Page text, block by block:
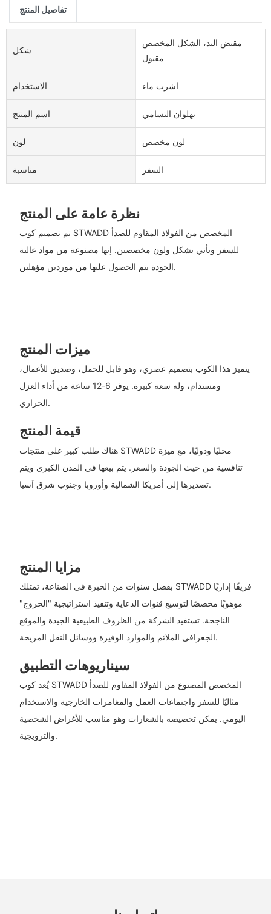
تفاصيل المنتج
شكل
مقبض اليد، الشكل المخصص
مقبول
الاستخدام اشرب ماء
اسم المنتج بهلوان التسامي
لون لون مخصص
مناسبة السفر
نظرة عامة على المنتج
تم تصميم كوب STWADD المخصص من الفولاذ المقاوم للصدأ
للسفر ويأتي بشكل ولون مخصصين. إنها مصنوعة من مواد عالية
الجودة يتم الحصول عليها من موردين مؤهلين.
ميزات المنتج
يتميز هذا الكوب بتصميم عصري، وهو قابل للحمل، وصديق للأعمال،
ومستدام، وله سعة كبيرة. يوفر 6-12 ساعة من أداء العزل
الحراري.
قيمة المنتج
هناك طلب كبير على منتجات STWADD محليًا ودوليًا، مع ميزة
تنافسية من حيث الجودة والسعر. يتم بيعها في المدن الكبرى ويتم
تصديرها إلى أمريكا الشمالية وأوروبا وجنوب شرق آسيا.
مزايا المنتج
بفضل سنوات من الخبرة في الصناعة، تمتلك STWADD فريقًا إداريًا
موهوبًا مخصصًا لتوسيع قنوات الدعاية وتنفيذ استراتيجية "الخروج"
الناجحة. تستفيد الشركة من الظروف الطبيعية الجيدة والموقع
الجغرافي الملائم والموارد الوفيرة ووسائل النقل المريحة.
سيناريوهات التطبيق
يُعد كوب STWADD المخصص المصنوع من الفولاذ المقاوم للصدأ
مثاليًا للسفر واجتماعات العمل والمغامرات الخارجية والاستخدام
اليومي. يمكن تخصيصه بالشعارات وهو مناسب للأغراض الشخصية
والترويجية.